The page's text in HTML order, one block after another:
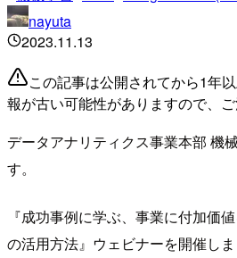
nayuta
2023.11.13
この記事は公開されてから1年
報が古い可能性がありますので、ご
データアナリティクス事業本部 機
す。
『成功事例に学ぶ、事業に付加価
の活用方法』ウェビナーを開催し